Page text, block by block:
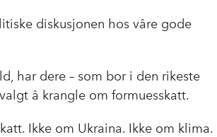
o
I
diskusjonen hos våre gode
har dere – som bor i den rikeste
å krangle om formuesskatt.
Ikke om Ukraina. Ikke om klima.